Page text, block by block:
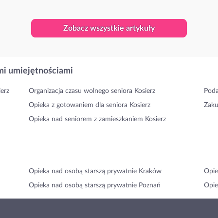
Zobacz wszystkie artykuły
umiejętnościami
Organizacja czasu wolnego seniora Kosierz
Opieka z gotowaniem dla seniora Kosierz
Opieka nad seniorem z zamieszkaniem Kosierz
Opieka nad osobą starszą prywatnie Kraków
Opieka nad osobą starszą prywatnie Poznań